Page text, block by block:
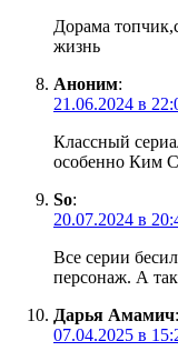
Дорама
жизнь
Аноним:
21.06.2024 в
Классный
особенно Ким
So:
20.07.2024 в
Все серии
персонаж. А
Дарья Амамич:
07.04.2025 в